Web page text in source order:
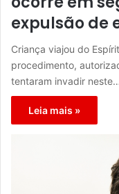
expulsão de
Criança viajou do
procedimento,
tentaram invadir neste…
Leia mais »